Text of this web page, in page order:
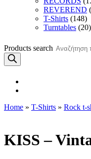
REVEREND
T-Shirts (148)
Turntables (20)
Products search
Home » T-Shirts » Rock t-
KISS –